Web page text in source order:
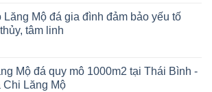
Lăng Mộ đá gia đình đảm bảo yếu tố
tâm linh
Mộ đá quy mô 1000m2 tại Thái Bình -
Lăng Mộ